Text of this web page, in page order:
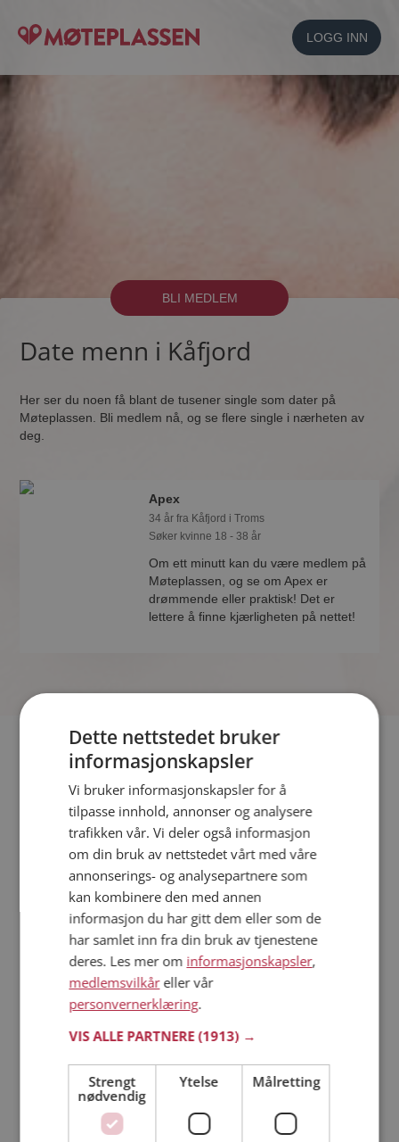
LOGG INN
BLI MEDLEM
Date menn i Kåfjord
Her ser du noen få blant de tusener single som dater på
Møteplassen. Bli medlem nå, og se flere single i nærheten av
deg.
Apex
34 år fra Kåfjord i Troms
Søker kvinne 18 - 38 år
Om ett minutt kan du være medlem på
Møteplassen, og se om Apex er
drømmende eller praktisk! Det er
lettere å finne kjærligheten på nettet!
Hvis du søker dating i Kåfjord har du kommet til riktig sted.
På Møteplassen kan du bli medlem og søke blant tusenvis av
datinginteresserte single i Kåfjord
Läs mer
Trinn 1 - Bli medlem og lag en presentasjon
Trinn 2 - Slik fungerer våre søkefunksjoner
Trinn 3 - Tips til hvordan du tar kontakt
Sikker dating
Dating på mobilen
Dating på Møteplassen
Kvinner fra Kåfjord
Date kvinner i Norge
Dette nettstedet bruker
informasjonskapsler
Vi bruker informasjonskapsler for å
tilpasse innhold, annonser og analysere
trafikken vår. Vi deler også informasjon
om din bruk av nettstedet vårt med våre
annonserings- og analysepartnere som
kan kombinere den med annen
informasjon du har gitt dem eller som de
har samlet inn fra din bruk av tjenestene
deres. Les mer om informasjonskapsler,
medlemsvilkåreller vår
personvernerklæring.
VIS ALLE PARTNERE(1913) →
Strengt
nødvendig
Ytelse Målretting